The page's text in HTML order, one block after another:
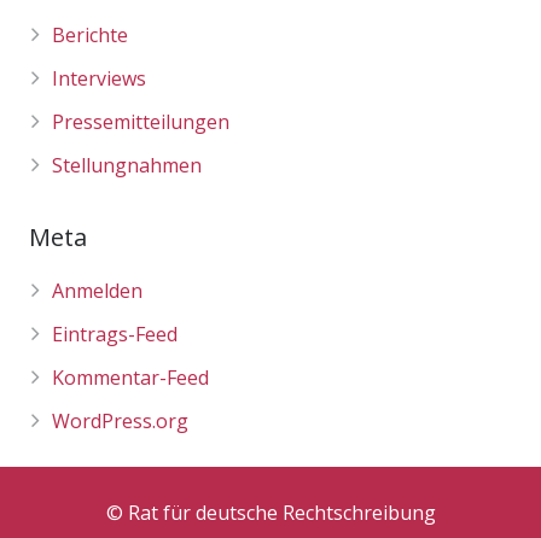
Berichte
Interviews
Pressemitteilungen
Stellungnahmen
Meta
Anmelden
Eintrags-Feed
Kommentar-Feed
WordPress.org
© Rat für deutsche Rechtschreibung